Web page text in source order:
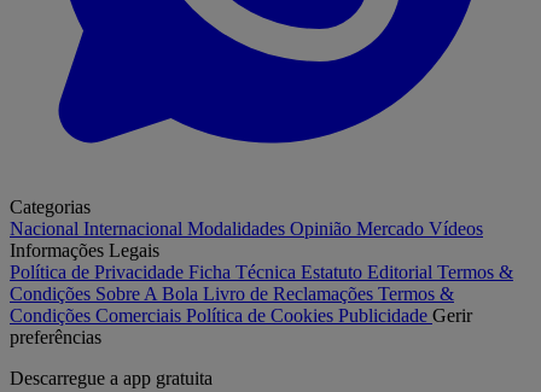
Categorias
Nacional Internacional Modalidades Opinião Mercado Vídeos
Informações Legais
Política de Privacidade Ficha Técnica Estatuto Editorial Termos &
Condições Sobre A Bola Livro de Reclamações Termos &
Condições Comerciais Política de Cookies Publicidade Gerir
preferências
Descarregue a app gratuita